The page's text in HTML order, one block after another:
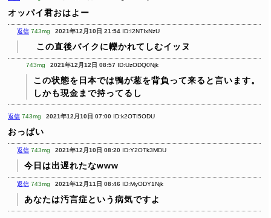
オッパイ君おはよー
返信 743mg 2021年12月10日 21:54 ID:I2NTIxNzU
この直後バイクに轢かれてしむイッヌ
743mg 2021年12月12日 08:57 ID:UzODQ0Njk
この状態を日本では鴨が葱を背負って来ると言います。
しかも現金まで持ってるし
返信 743mg 2021年12月10日 07:00 ID:k2OTI5ODU
おっぱい
返信 743mg 2021年12月10日 08:20 ID:Y2OTk3MDU
今日は出遅れたなwww
返信 743mg 2021年12月11日 08:46 ID:MyODY1Njk
あなたは汚言症という病気ですよ